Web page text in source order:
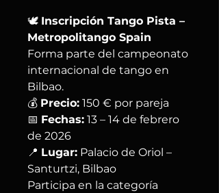
🕊️ Inscripción Tango Pista –
Metropolitango Spain
Forma parte del campeonato
internacional de tango en
Bilbao.
💰 Precio: 150 € por pareja
📅 Fechas: 13 – 14 de febrero
de 2026
📍 Lugar: Palacio de Oriol –
Santurtzi, Bilbao
Participa en la categoría